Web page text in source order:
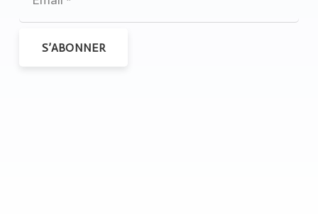
S’ABONNER